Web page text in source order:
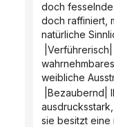
doch
doch raffiniert,
natürliche
weibliche
sie besitzt eine